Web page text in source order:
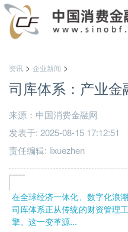
资讯> 企业新闻 >
司库体系：产业金
来源：中国消费金融网
发表于: 2025-08-15 17:12:51
责任编辑: lixuezhen
在全球经济一体化、数字化浪
司库体系正从传统的财资管理
擎。这一变革源...